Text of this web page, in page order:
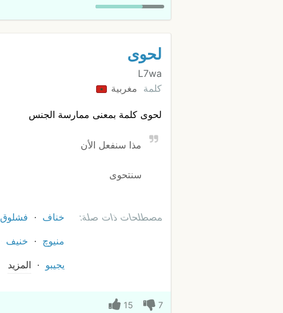
لحوى
L7wa
كلمة مغربية
لحوى كلمة بمعنى ممارسة الجنس
مذا سنفعل الأن
سنتحوى
مصطلحات ذات صلة: خناف فشلوق
منيوچ
خنيف
يجيبو
المزيد
7
15